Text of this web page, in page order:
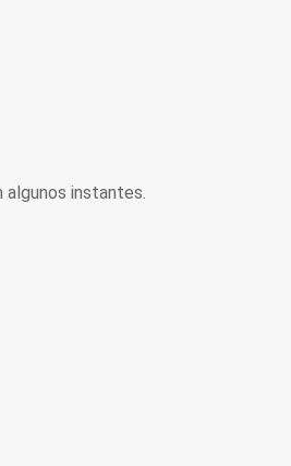
algunos instantes.